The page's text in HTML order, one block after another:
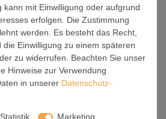
Lösung, wenn Sie Ordnung stilvoll
Küche dient sie als praktisches
Wochenpläne oder Rezepte. Im
Ideen, Aufgaben und Terminen. Im
Pinnwand für Post,
Erinnerungen.
kann mit Einwilligung oder aufgrund
erfolgen. Die Zustimmung
werden. Es besteht das Recht,
die Einwilligung zu einem späteren
zu widerrufen. Beachten Sie unser
Hinweise zur Verwendung
in unserer Daten­schutz­
Statistik Marketing